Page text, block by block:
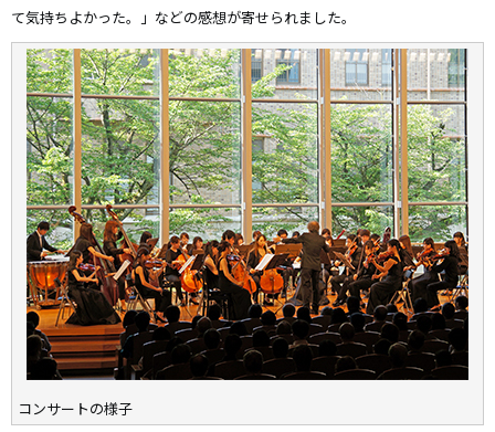
て気持ちよかった。」などの感想が寄せられました。
コンサートの様子